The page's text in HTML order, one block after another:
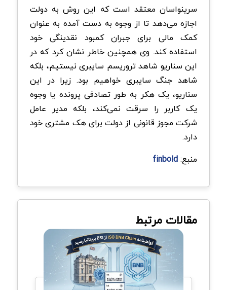
سرینواسان معتقد است که این روش به دولت
اجازه می‌دهد تا از وجوه به دست آمده به عنوان
کمک مالی برای جبران کمبود نقدینگی خود
استفاده کند. وی همچنین خاطر نشان کرد که در
این سناریو شاهد تروریسم سایبری نیستیم، بلکه
شاهد جنگ سایبری خواهیم بود. زیرا در این
سناریو، یک هکر به طور تصادفی پرونده یا وجوه
یک کاربر را سرقت نمی‌کند، بلکه مدیر عامل
شرکت مجوز قانونی از دولت برای هک مشتری خود
دارد.
منبع:finbold
مقالات مرتبط